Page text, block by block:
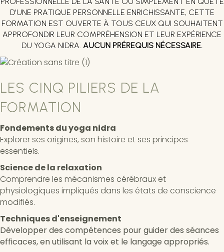
D'UNE PRATIQUE PERSONNELLE ENRICHISSANTE, CETTE
FORMATION EST OUVERTE À TOUS CEUX QUI SOUHAITENT
APPROFONDIR LEUR COMPRÉHENSION ET LEUR EXPÉRIENCE
DU YOGA NIDRA. AUCUN PRÉREQUIS NÉCESSAIRE.
LES CINQ PILIERS DE LA
FORMATION
Fondements du yoga nidra
Explorer ses origines, son histoire et ses principes
essentiels.
Science de la relaxation
Comprendre les mécanismes cérébraux et
physiologiques impliqués dans les états de conscience
modifiés.
Techniques d'enseignement
Développer des compétences pour guider des séances
efficaces, en utilisant la voix et le langage appropriés.